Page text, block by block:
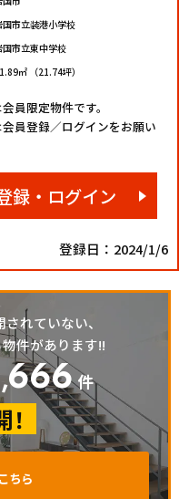
国市立装港小学校
国市立東中学校
㎡ （21.74坪）
員限定物件です。
員登録／ログインをお願い
録・ログイン
登録日：2024/1/6
れていない、
件があります!!
,666 件
ちら